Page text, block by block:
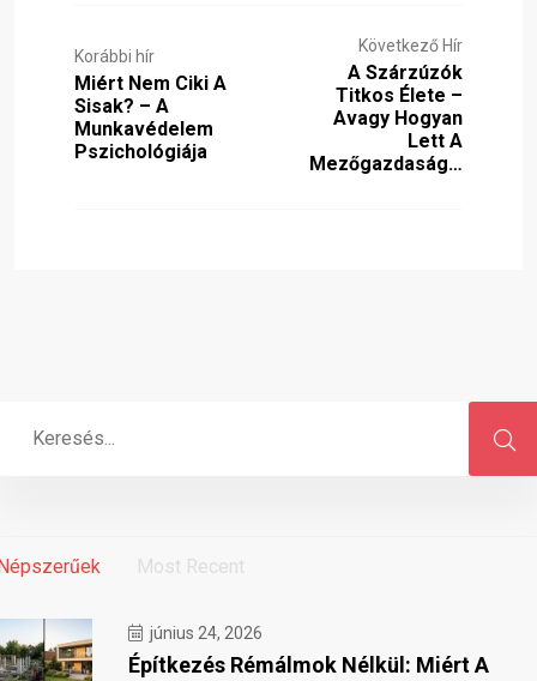
Korábbi hír
Miért Nem Ciki A
Sisak? – A
Munkavédelem
Pszichológiája
Következő Hír
A Szárzúzók
Titkos Élete –
Avagy Hogyan
Lett A
Mezőgazdaság…
Most Recent
június 24, 2026
Építkezés Rémálmok Nélkül: Miért A